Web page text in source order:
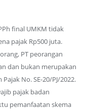
final UMKM tidak
pajak Rp500 juta.
PT peorangan
dan bukan merupakan
No. SE-20/PJ/2022.
pajak badan
pemanfaatan skema